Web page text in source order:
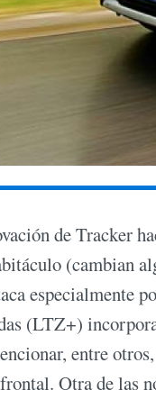
de Tracker
(cambian
especialmente
(LTZ+)
entre
Otra de las